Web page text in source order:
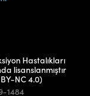
Hastalıkları
lisanslanmıştır
NC 4.0)
1484